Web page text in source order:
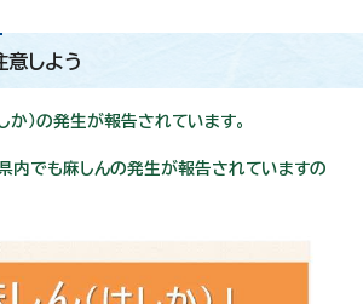
意しよう
か）の発生が報告されています。
内でも麻しんの発生が報告されていますの